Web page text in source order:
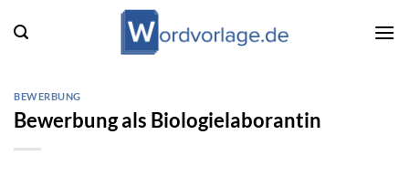
Inhalt
BEWERBUNG
Bewerbung als Biologielaborantin